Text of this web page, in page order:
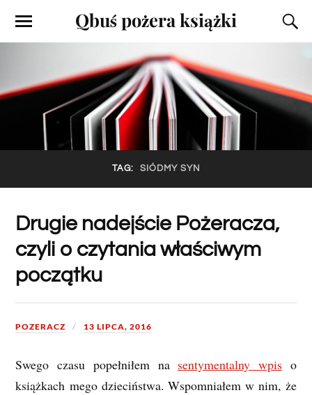
Qbuś pożera książki
TAG: SIÓDMY SYN
Drugie nadejście Pożeracza,
czyli o czytania właściwym
początku
POZERACZ 13 LIPCA, 2016
Swego czasu popełniłem na sentymentalny wpis o
książkach mego dzieciństwa. Wspomniałem w nim, że